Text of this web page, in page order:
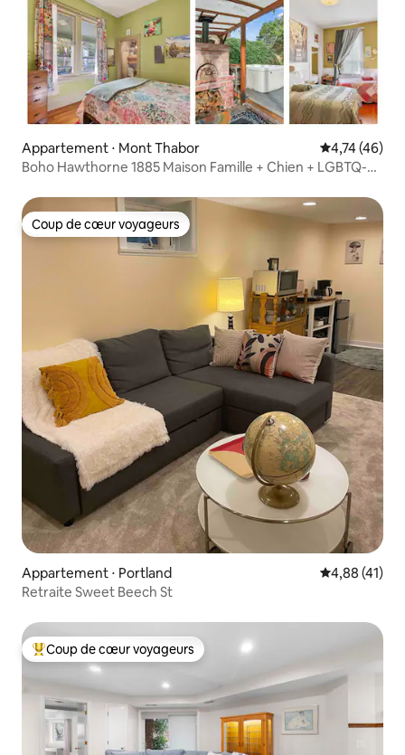
Appartement ⋅ Mont Thabor Évaluation
4,74 (46)
Boho Hawthorne 1885 Maison Famille + Chien + LGBTQ-
Coup de cœur voyageurs
Coup de cœur voyageurs
Appartement ⋅ Portland Évaluation
4,88 (41)
Retraite Sweet Beech St
Coups de cœur voyageurs les plus appréciés
Coup de cœur voyageurs